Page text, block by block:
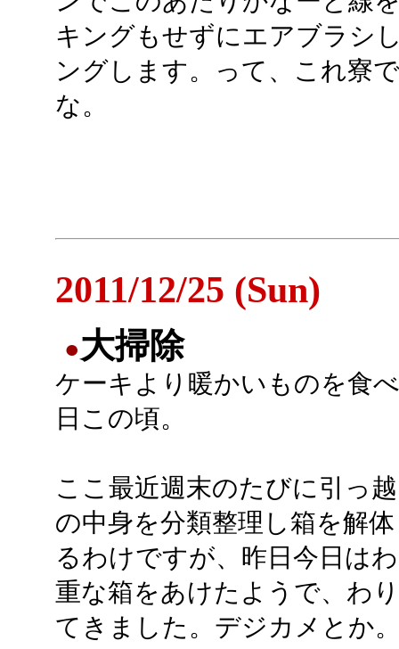
キングもせずにエアブラシ
ングします。って、これ寮
な。
2011/12/25 (Sun)
●大掃除
ケーキより暖かいものを食
日この頃。
ここ最近週末のたびに引っ
の中身を分類整理し箱を解
るわけですが、昨日今日は
重な箱をあけたようで、わ
てきました。デジカメとか